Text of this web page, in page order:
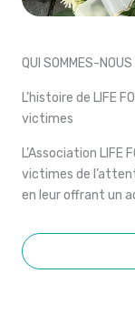
QUI SOMMES-NOUS
L’histoire de LIFE
victimes
L’Association LIFE
victimes de
en leur offrant un